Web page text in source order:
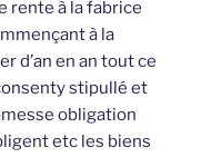
rente à la fabrice
à la
d’an en an tout ce
stipullé et
obligation
etc les biens